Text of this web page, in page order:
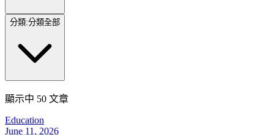
分類:分類全部
顯示中 50 文章
Education
June 11, 2026